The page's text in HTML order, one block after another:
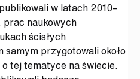
w latach 2010–
prac naukowych
ścisłych
samym przygotowali około
tej tematyce na świecie.